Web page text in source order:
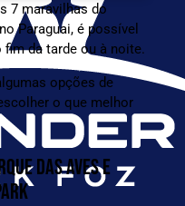
7 maravilhas do
Paraguai, é possível
da tarde ou à noite.
opções de
o que melhor
DAS AVES E